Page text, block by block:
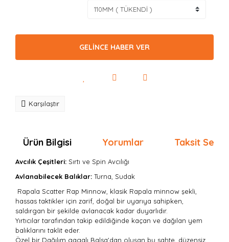
GELİNCE HABER VER
Karşılaştır
Ürün Bilgisi Yorumlar Taksit
Avcılık Çeşitleri: Sırtı ve Spin Avcılığı
Avlanabilecek Balıklar: Turna, Sudak
Rapala Scatter Rap Minnow, klasik Rapala minnow şekli,
hassas taktikler için zarif, doğal bir uyarıya sahipken,
saldırgan bir şekilde avlanacak kadar duyarlıdır.
Yırtıcılar tarafından takip edildiğinde kaçan ve dağılan yem
balıklarını taklit eder.
Özel bir Dağılım gagalı Balsa'dan oluşan bu sahte, düzensiz